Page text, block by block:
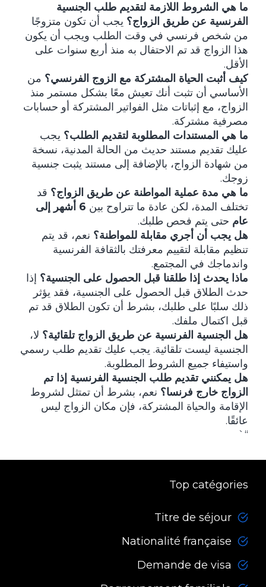
ما هي الشروط اللازمة لتقديم طلب الجنسية
الفرنسية عن طريق الزواج؟ يجب أن تكون متزوجًا
من شخص فرنسي في وقت الطلب ويجب أن يكون
هذا الزواج قد تم الاحتفال به منذ أربع سنوات على
الأقل.
كيف أثبت الحياة المشتركة مع الزوج الفرنسي؟ من
الأساسي أن تثبت أنك تعيش معًا بشكل مستمر منذ
الزواج، مع إثباتات مثل الفواتير المشتركة أو حسابات
مصرفية مشتركة.
ما هي المستندات المطلوبة لتقديم الطلب؟ يجب
عليك تقديم مستند حديث من الحالة المدنية، نسخة
من شهادة الزواج، بالإضافة إلى مستند يثبت جنسية
زوجك.
ما هي مدة عملية المواطنة عن طريق الزواج؟ قد
تختلف المدة، لكن عادة ما تتراوح بين
6 أشهر إلى
عام حتى يتم فحص طلبك.
هل يجب أن أجري مقابلة للمواطنة؟ نعم، قد يتم
تنظيم مقابلة لتقييم معرفتك بالثقافة الفرنسية
واندماجك في المجتمع.
ماذا يحدث إذا طلقنا قبل الحصول على الجنسية؟ إذا
حدث الطلاق قبل الحصول على الجنسية، فقد يؤثر
ذلك سلبًا على طلبك، بشرط أن تكون الطلاق قد تم
قبل اكتمال ملفك.
هل الجنسية الفرنسية عن طريق الزواج تلقائية؟ لا،
الجنسية ليست تلقائية. يجب عليك تقديم طلب رسمي
واستيفاء جميع الشروط المطلوبة.
هل يمكنني تقديم طلب الجنسية الفرنسية إذا تم
الزواج خارج فرنسا؟ نعم، بشرط أن تمتثل لشروط
الإقامة والحياة المشتركة، فإن مكان الزواج ليس
عائقًا.
“`
Top catégories
Titre de séjour
Nationalité française
Demande de visa